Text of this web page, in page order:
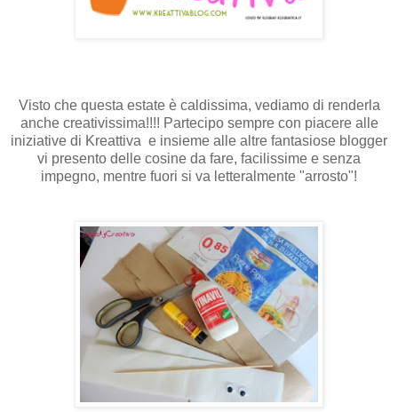
Visto che questa estate è caldissima, vediamo di renderla
anche creativissima!!!! Partecipo sempre con piacere alle
iniziative di Kreattiva e insieme alle altre fantasiose blogger
vi presento delle cosine da fare, facilissime e senza
impegno, mentre fuori si va letteralmente "arrosto"!